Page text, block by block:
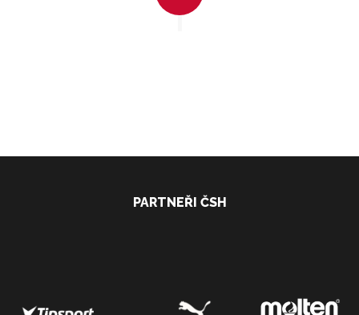
PARTNEŘI ČSH